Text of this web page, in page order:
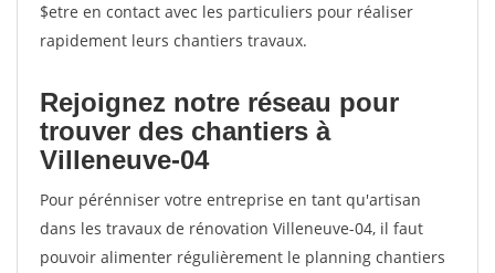
$etre en contact avec les particuliers pour réaliser
rapidement leurs chantiers travaux.
Rejoignez notre réseau pour
trouver des chantiers à
Villeneuve-04
Pour pérénniser votre entreprise en tant qu'artisan
dans les travaux de rénovation Villeneuve-04, il faut
pouvoir alimenter régulièrement le planning chantiers